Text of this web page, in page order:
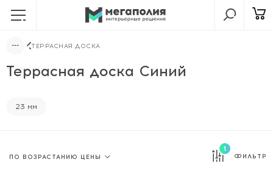
ТЕРРАСНАЯ ДОСКА
Террасная доска Синий
23 мм
1
ФИЛЬТР